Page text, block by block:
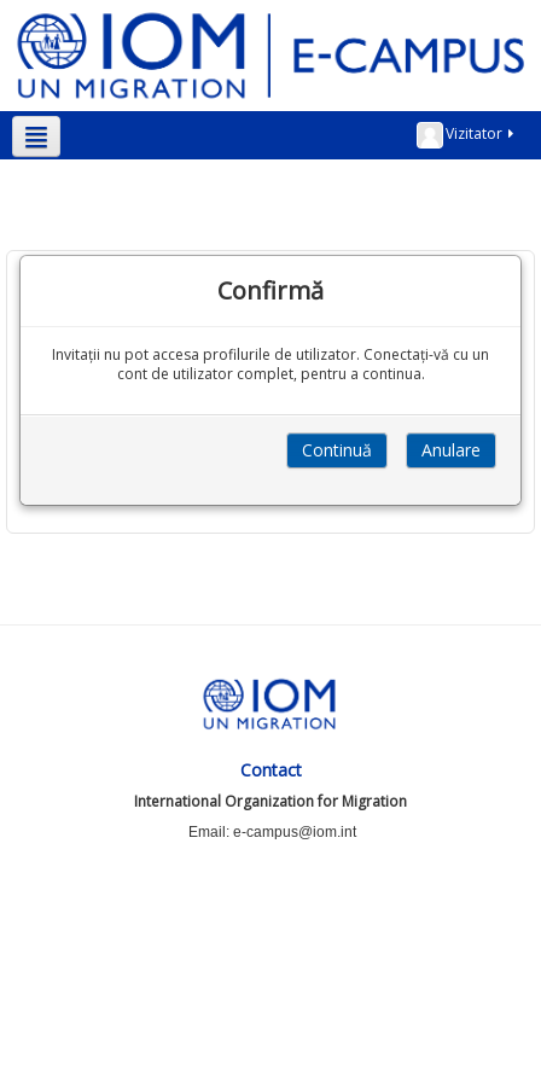
Vizitator
Confirmă
Invitații nu pot accesa profilurile de utilizator. Conectați-vă cu un
cont de utilizator complet, pentru a continua.
Contact
International Organization for Migration
Email: e-campus@iom.int